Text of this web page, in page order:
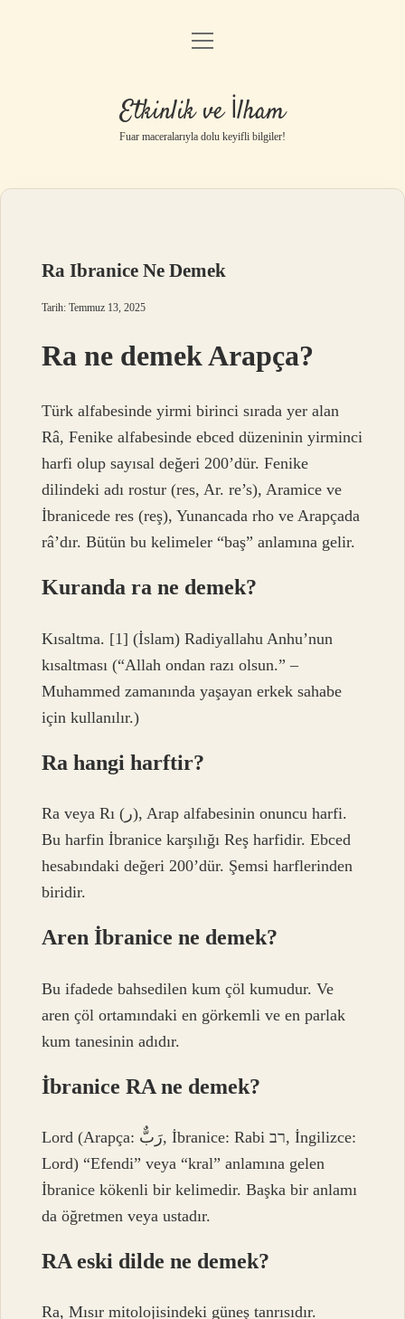
Anasayfa
Gizlilik Politikası
Yasal Uyarı
menüyü
Etkinlik ve İlham
Fuar maceralarıyla dolu keyifli bilgiler!
Ra Ibranice Ne Demek
Tarih: Temmuz 13, 2025
Ra ne demek Arapça?
Türk alfabesinde yirmi birinci sırada yer alan
Râ, Fenike alfabesinde ebced düzeninin yirminci
harfi olup sayısal değeri 200’dür. Fenike
dilindeki adı rostur (res, Ar. re’s), Aramice ve
İbranicede res (reş), Yunancada rho ve Arapçada
râ’dır. Bütün bu kelimeler “baş” anlamına gelir.
Kuranda ra ne demek?
Kısaltma. [1] (İslam) Radiyallahu Anhu’nun
kısaltması (“Allah ondan razı olsun.” –
Muhammed zamanında yaşayan erkek sahabe
için kullanılır.)
Ra hangi harftir?
Ra veya Rı (ر‎), Arap alfabesinin onuncu harfi.
Bu harfin İbranice karşılığı Reş harfidir. Ebced
hesabındaki değeri 200’dür. Şemsi harflerinden
biridir.
Aren İbranice ne demek?
Bu ifadede bahsedilen kum çöl kumudur. Ve
aren çöl ortamındaki en görkemli ve en parlak
kum tanesinin adıdır.
İbranice RA ne demek?
Lord (Arapça: رَبٌّ‎, İbranice: Rabi רב, İngilizce:
Lord) “Efendi” veya “kral” anlamına gelen
İbranice kökenli bir kelimedir. Başka bir anlamı
da öğretmen veya ustadır.
RA eski dilde ne demek?
Ra, Mısır mitolojisindeki güneş tanrısıdır.